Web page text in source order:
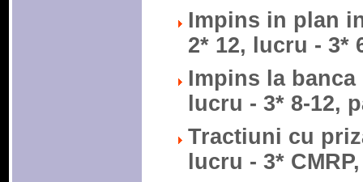
Impins in plan
2* 12, lucru - 3*
Impins la
lucru - 3* 8-12,
Tractiuni cu
lucru - 3*